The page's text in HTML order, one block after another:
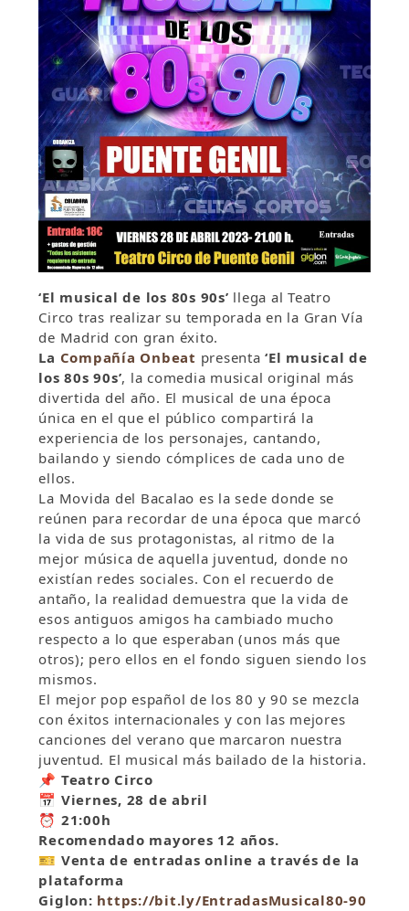
‘El musical de los 80s 90s’ llega al Teatro
Circo tras realizar su temporada en la Gran Vía
de Madrid con gran éxito.
La Compañía Onbeat presenta‘El musical de
los 80s 90s’, la comedia musical original más
divertida del año. El musical de una época
única en el que el público compartirá la
experiencia de los personajes, cantando,
bailando y siendo cómplices de cada uno de
ellos.
La Movida del Bacalao es la sede donde se
reúnen para recordar de una época que marcó
la vida de sus protagonistas, al ritmo de la
mejor música de aquella juventud, donde no
existían redes sociales. Con el recuerdo de
antaño, la realidad demuestra que la vida de
esos antiguos amigos ha cambiado mucho
respecto a lo que esperaban (unos más que
otros); pero ellos en el fondo siguen siendo los
mismos.
El mejor pop español de los 80 y 90 se mezcla
con éxitos internacionales y con las mejores
canciones del verano que marcaron nuestra
juventud. El musical más bailado de la historia.
📌 Teatro Circo
📅 Viernes, 28 de abril
⏰ 21:00h
Recomendado mayores 12 años.
🎫 Venta de entradas online a través de la
plataforma
Giglon: https://bit.ly/EntradasMusical80-90